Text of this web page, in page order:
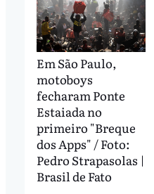
Em São Paulo,
motoboys
fecharam Ponte
Estaiada no
primeiro "Breque
dos Apps" / Foto:
Pedro Strapasolas |
Brasil de Fato